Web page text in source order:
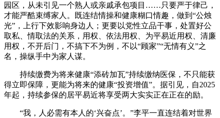
园区，从未引见一个熟人或亲戚承包项目……只要严于律己，
才能严酷束缚家人。既连结情操和健康糊口情趣，做到“公烛
光”，上行下效影响身边人；更要以党性立品干事，处置好公
取私、情取法的关系，用权、依法用权、为平易近用权、清廉
用权，不开后门，不搞下不为例，不以“顾家”“无情有义”之
名，操纵手中为家人谋。
持续缴费为将来健康“添砖加瓦”持续缴纳医保，不只能获
得立即保障，更能为将来的健康“投资增值”。据引见，自2025
年起，持续参保的居平易近将享受两大实实正在正在的励。
“我，人必需有本人的‘兴奋点’。”李平一直连结着对世界